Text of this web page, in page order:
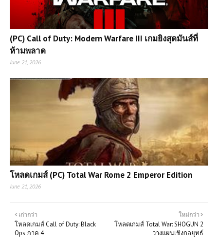
(PC) Call of Duty: Modern Warfare III เกมยิงสุดมันส์ที่
ห้ามพลาด
June 21, 2026
โหลดเกมส์ (PC) Total War Rome 2 Emperor Edition
June 21, 2026
ใหม่กว่า
โหลดเกมส์ Total War: SHOGUN 2
วางแผนเชิงกลยุทธ์
เก่ากว่า
โหลดเกมส์ Call of Duty: Black
Ops ภาค 4